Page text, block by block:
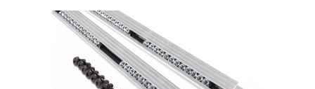
Fait sur mesure